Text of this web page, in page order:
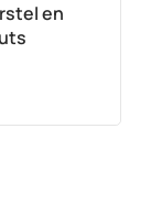
en